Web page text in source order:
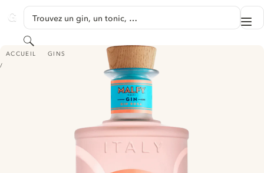
GINVENTORY
Trouvez un gin, un tonic, …
Rechercher
ACCUEIL GINS
MALFY GIN - ROSA